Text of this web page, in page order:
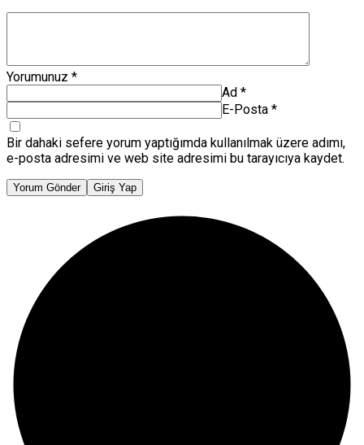
Yorumunuz *
Ad *
E-Posta *
Bir dahaki sefere yorum yaptığımda kullanılmak üzere adımı,
e-posta adresimi ve web site adresimi bu tarayıcıya kaydet.
Yorum Gönder Giriş Yap